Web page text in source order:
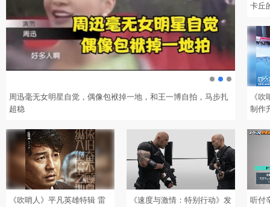
周迅毫无女明星自觉，偶像包袱掉一地，和王一博自拍，马步扎
超稳
易烊千
卡丘
《
制作
《吹哨人》平凡英雄特辑 雷
《速度与激情：特别行动》发
听付